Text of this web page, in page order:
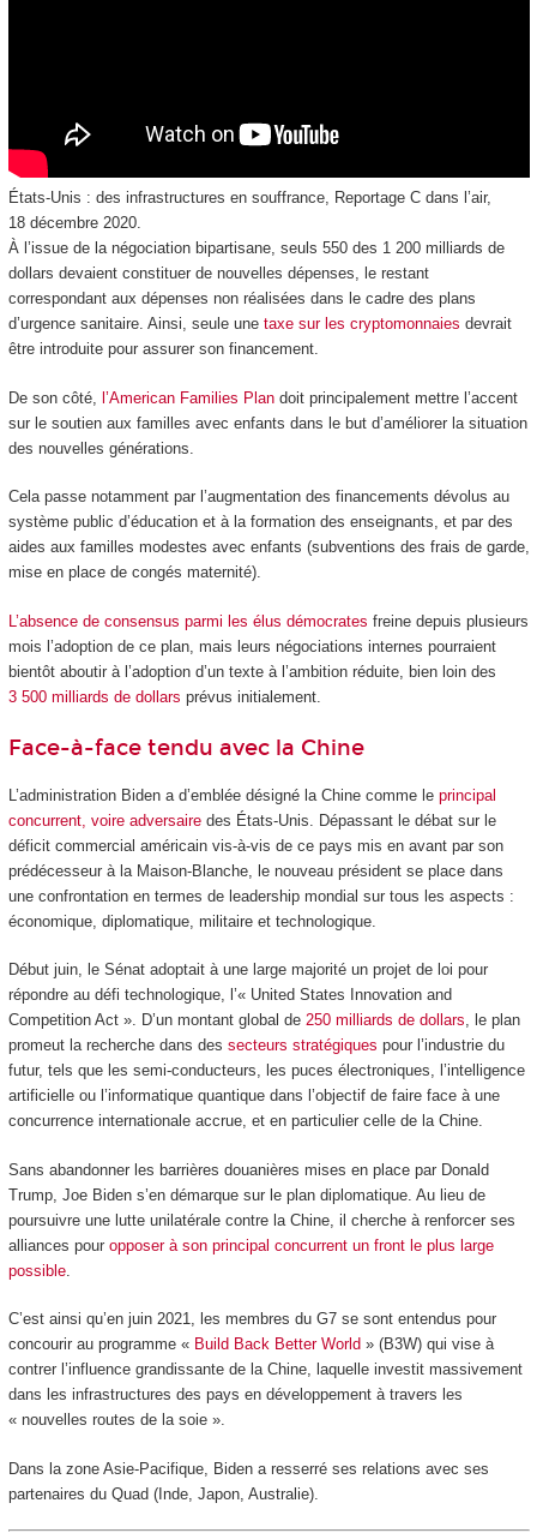
États-Unis : des infrastructures en souffrance, Reportage C dans l’air,
18 décembre 2020.
À l’issue de la négociation bipartisane, seuls 550 des 1 200 milliards de
dollars devaient constituer de nouvelles dépenses, le restant
correspondant aux dépenses non réalisées dans le cadre des plans
d’urgence sanitaire. Ainsi, seule une taxe sur les cryptomonnaies devrait
être introduite pour assurer son financement.
De son côté, l’American Families Plandoit principalement mettre l’accent
sur le soutien aux familles avec enfants dans le but d’améliorer la situation
des nouvelles générations.
Cela passe notamment par l’augmentation des financements dévolus au
système public d’éducation et à la formation des enseignants, et par des
aides aux familles modestes avec enfants (subventions des frais de garde,
mise en place de congés maternité).
L’absence de consensus parmi les élus démocrates freine depuis plusieurs
mois l’adoption de ce plan, mais leurs négociations internes pourraient
bientôt aboutir à l’adoption d’un texte à l’ambition réduite, bien loin des
3 500 milliards de dollars prévus initialement.
Face-à-face tendu avec la Chine
L’administration Biden a d’emblée désigné la Chine comme le principal
concurrent, voire adversairedes États-Unis. Dépassant le débat sur le
déficit commercial américain vis-à-vis de ce pays mis en avant par son
prédécesseur à la Maison-Blanche, le nouveau président se place dans
une confrontation en termes de leadership mondial sur tous les aspects :
économique, diplomatique, militaire et technologique.
Début juin, le Sénat adoptait à une large majorité un projet de loi pour
répondre au défi technologique, l’« United States Innovation and
Competition Act ». D’un montant global de 250 milliards de dollars, le plan
promeut la recherche dans des secteurs stratégiques pour l’industrie du
futur, tels que les semi-conducteurs, les puces électroniques, l’intelligence
artificielle ou l’informatique quantique dans l’objectif de faire face à une
concurrence internationale accrue, et en particulier celle de la Chine.
Sans abandonner les barrières douanières mises en place par Donald
Trump, Joe Biden s’en démarque sur le plan diplomatique. Au lieu de
poursuivre une lutte unilatérale contre la Chine, il cherche à renforcer ses
alliances pour opposer à son principal concurrent un front le plus large
possible.
C’est ainsi qu’en juin 2021, les membres du G7 se sont entendus pour
concourir au programme « Build Back Better World » (B3W) qui vise à
contrer l’influence grandissante de la Chine, laquelle investit massivement
dans les infrastructures des pays en développement à travers les
« nouvelles routes de la soie ».
Dans la zone Asie-Pacifique, Biden a resserré ses relations avec ses
partenaires du Quad (Inde, Japon, Australie).